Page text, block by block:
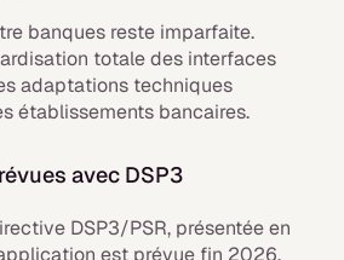
banques reste imparfaite.
totale des interfaces
adaptations techniques
établissements bancaires.
avec DSP3
DSP3/PSR, présentée en
est prévue fin 2026,